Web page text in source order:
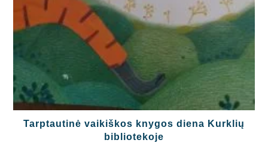
Tarptautinė vaikiškos knygos diena Kurklių
bibliotekoje